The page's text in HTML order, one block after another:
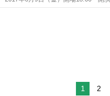
4000円 ※５歳以上有料、４歳以下膝上無料、お席が必要な場合有料。
1 2